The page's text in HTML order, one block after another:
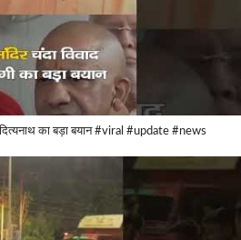
का बड़ा बयान #viral #update #news